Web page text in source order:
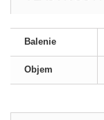
Balenie
Objem